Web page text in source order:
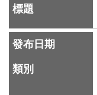
Bahasa
Melayu
ไทย
Bahasa